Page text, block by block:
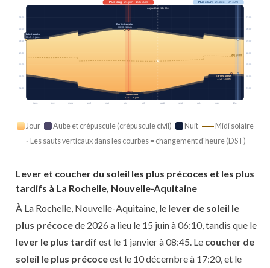
janv. févr. mars avril mai juin juil. août sept. oct. nov. déc.
Midi solaire
03:00 03:00
06:00 06:00
09:00 09:00
12:00 12:00
15:00 15:00
18:00 18:00
21:00 21:00
Plus long· 21 juin · 15h 50m Plus court· 21 déc. · 8h 40m
Aujourd’hui · 14h 30m
Earliest sunrise
06:10 · 15 juin
Latest sunrise
08:45 · 1 janv.
Earliest sunset
17:20 · 10 déc.
Latest sunset
22:02 · 26 juin
Jour Aube et crépuscule (crépuscule civil) Nuit
Midi solaire
· Les sauts verticaux dans les courbes = changement d'heure (DST)
Lever et coucher du soleil les plus précoces et les plus
tardifs à La Rochelle, Nouvelle-Aquitaine
À La Rochelle, Nouvelle-Aquitaine, le lever de soleil le
plus précocede 2026 a lieu le 15 juin à 06:10, tandis que le
lever le plus tardif est le 1 janvier à 08:45. Le coucher de
soleil le plus précoceest le 10 décembre à 17:20, et le